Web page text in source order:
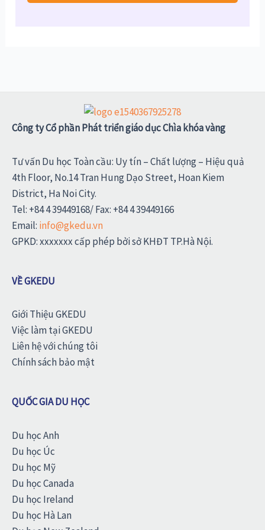
Công ty Cổ phần Phát triển giáo dục Chìa khóa vàng
Tư vấn Du học Toàn cầu: Uy tín – Chất lượng – Hiệu quả
4th Floor, No.14 Tran Hung Dạo Street, Hoan Kiem
District, Ha Noi City.
Tel: +84 4 39449168/ Fax: +84 4 39449166
Email: info@gkedu.vn
GPKD: xxxxxxx cấp phép bởi sở KHĐT TP.Hà Nội.
VỀ GKEDU
Giới Thiệu GKEDU
Việc làm tại GKEDU
Liên hệ với chúng tôi
Chính sách bảo mật
QUỐC GIA DU HỌC
Du học Anh
Du học Úc
Du học Mỹ
Du học Canada
Du học Ireland
Du học Hà Lan